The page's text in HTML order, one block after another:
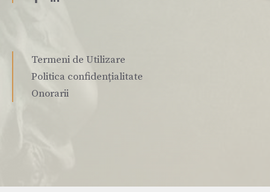
Termeni de Utilizare
Politica confidențialitate
Onorarii